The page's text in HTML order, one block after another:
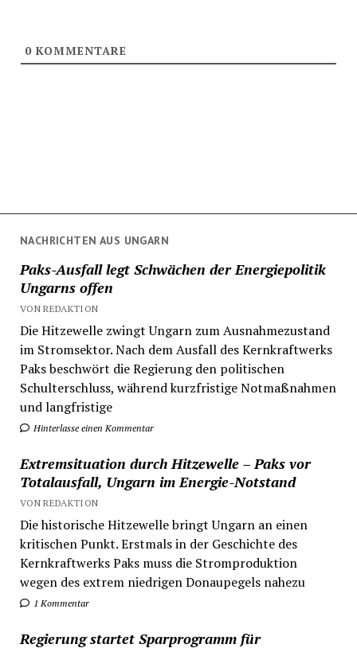
NACHRICHTEN AUS UNGARN
Paks-Ausfall legt Schwächen der Energiepolitik
Ungarns offen
VON REDAKTION
Die Hitzewelle zwingt Ungarn zum Ausnahmezustand
im Stromsektor. Nach dem Ausfall des Kernkraftwerks
Paks beschwört die Regierung den politischen
Schulterschluss, während kurzfristige Notmaßnahmen
und langfristige
Hinterlasse einen Kommentar
Extremsituation durch Hitzewelle – Paks vor
Totalausfall, Ungarn im Energie-Notstand
VON REDAKTION
Die historische Hitzewelle bringt Ungarn an einen
kritischen Punkt. Erstmals in der Geschichte des
Kernkraftwerks Paks muss die Stromproduktion
wegen des extrem niedrigen Donaupegels nahezu
1 Kommentar
Regierung startet Sparprogramm für
0KOMMENTARE